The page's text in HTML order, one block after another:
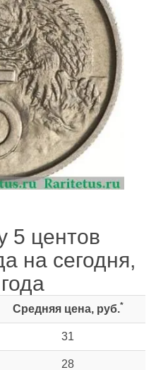
5 центов
на сегодня,
Средняя цена, руб.*
31
28